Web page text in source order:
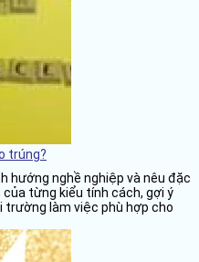
trúng?
hướng nghề nghiệp và nêu đặc
từng kiểu tính cách, gợi ý
trường làm việc phù hợp cho